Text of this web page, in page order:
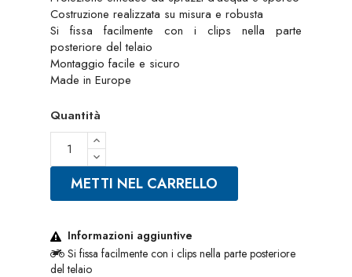
Costruzione realizzata su misura e robusta
Si fissa facilmente con i clips nella parte
posteriore del telaio
Montaggio facile e sicuro
Made in Europe
Quantità
METTI NEL CARRELLO
Informazioni aggiuntive
Si fissa facilmente con i clips nella parte posteriore
del telaio